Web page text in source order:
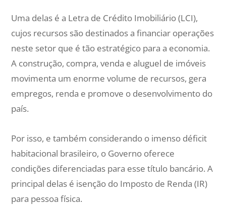
Uma delas é a Letra de Crédito Imobiliário (LCI),
cujos recursos são destinados a financiar operações
neste setor que é tão estratégico para a economia.
A construção, compra, venda e aluguel de imóveis
movimenta um enorme volume de recursos, gera
empregos, renda e promove o desenvolvimento do
país.
Por isso, e também considerando o imenso déficit
habitacional brasileiro, o Governo oferece
condições diferenciadas para esse título bancário. A
principal delas é isenção do Imposto de Renda (IR)
para pessoa física.